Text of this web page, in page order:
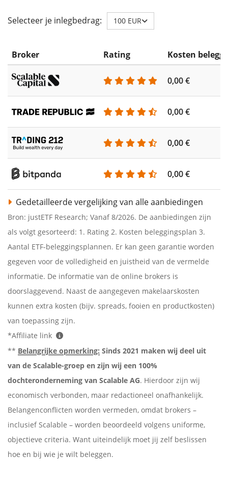
Selecteer je inlegbedrag: 100 EUR
Broker Rating Kosten
0,00 €
0,00 €
0,00 €
0,00 €
Gedetailleerde vergelijking van alle aanbiedingen
Bron: justETF Research; Vanaf 8/2026. De aanbiedingen zijn
als volgt gesorteerd: 1. Rating 2. Kosten beleggingsplan 3.
Aantal ETF-beleggingsplannen. Er kan geen garantie worden
gegeven voor de volledigheid en juistheid van de vermelde
informatie. De informatie van de online brokers is
doorslaggevend. Naast de aangegeven makelaarskosten
kunnen extra kosten (bijv. spreads, fooien en productkosten)
van toepassing zijn.
*Affiliate link
** Belangrijke opmerking: Sinds 2021 maken wij deel uit
van de Scalable-groep en zijn wij een 100%
dochteronderneming van Scalable AG. Hierdoor zijn wij
economisch verbonden, maar redactioneel onafhankelijk.
Belangenconflicten worden vermeden, omdat brokers –
inclusief Scalable – worden beoordeeld volgens uniforme,
objectieve criteria. Want uiteindelijk moet jij zelf beslissen
hoe en bij wie je wilt beleggen.